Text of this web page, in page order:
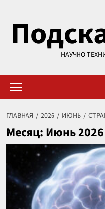
содержимому
НАУЧНО-
меню
ГЛАВНАЯ 2026 ИЮНЬ
Месяц: Июнь 2026